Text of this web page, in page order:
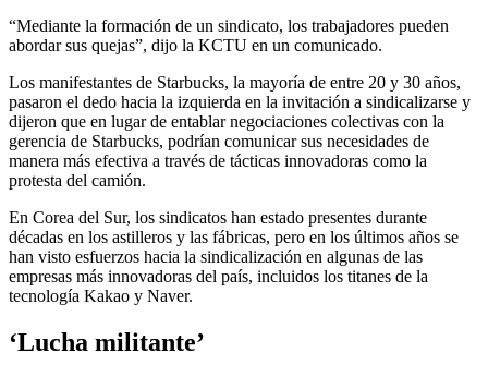
“Mediante la formación de un sindicato, los trabajadores pueden
abordar sus quejas”, dijo la KCTU en un comunicado.
Los manifestantes de Starbucks, la mayoría de entre 20 y 30 años,
pasaron el dedo hacia la izquierda en la invitación a sindicalizarse y
dijeron que en lugar de entablar negociaciones colectivas con la
gerencia de Starbucks, podrían comunicar sus necesidades de
manera más efectiva a través de tácticas innovadoras como la
protesta del camión.
En Corea del Sur, los sindicatos han estado presentes durante
décadas en los astilleros y las fábricas, pero en los últimos años se
han visto esfuerzos hacia la sindicalización en algunas de las
empresas más innovadoras del país, incluidos los titanes de la
tecnología Kakao y Naver.
‘Lucha militante’